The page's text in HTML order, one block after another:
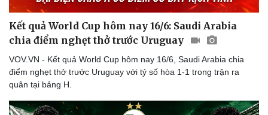
Doanh nghiệp
Thông tin doanh nghiệp
Doanh nghiệp 24h
Vì cộng đồng
Công nghệ
Sành điệu
Chuyển đổi số
Kết quả World Cup hôm nay 16/6: Saudi Arabia
chia điểm nghẹt thở trước Uruguay
VOV.VN - Kết quả World Cup hôm nay 16/6, Saudi Arabia chia
điểm nghẹt thở trước Uruguay với tỷ số hòa 1-1 trong trận ra
quân tại bảng H.